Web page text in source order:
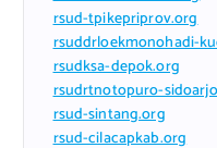
rsud-tpikepriprov.org
rsuddrloekmonohadi-
rsudksa-depok.org
rsudrtnotopuro-
rsud-sintang.org
rsud-cilacapkab.org